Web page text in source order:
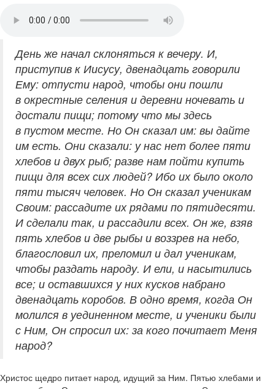
День же начал склоняться к вечеру. И,
приступив к Иисусу, двенадцать говорили
Ему: отпусти народ, чтобы они пошли
в окрестные селения и деревни ночевать и
достали пищи; потому что мы здесь
в пустом месте. Но Он сказал им: вы дайте
им есть. Они сказали: у нас нет более пяти
хлебов и двух рыб; разве нам пойти купить
пищи для всех сих людей? Ибо их было около
пяти тысяч человек. Но Он сказал ученикам
Своим: рассадите их рядами по пятидесяти.
И сделали так, и рассадили всех. Он же, взяв
пять хлебов и две рыбы и воззрев на небо,
благословил их, преломил и дал ученикам,
чтобы раздать народу. И ели, и насытились
все; и оставшихся у них кусков набрано
двенадцать коробов. В одно время, когда Он
молился в уединенном месте, и ученики были
с Ним, Он спросил их: за кого почитает Меня
народ?
Христос щедро питает народ, идущий за Ним. Пятью хлебами и